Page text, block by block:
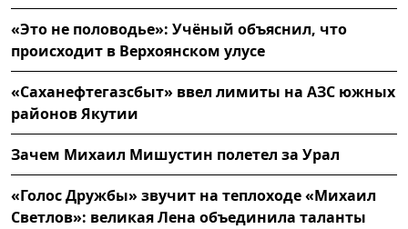
«Это не половодье»: Учёный объяснил, что
происходит в Верхоянском улусе
«Саханефтегазсбыт» ввел лимиты на АЗС южных
районов Якутии
Зачем Михаил Мишустин полетел за Урал
«Голос Дружбы» звучит на теплоходе «Михаил
Светлов»: великая Лена объединила таланты